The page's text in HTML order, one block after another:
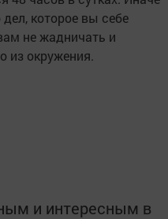
которое вы себе
не жадничать и
из окружения.
и интересным в